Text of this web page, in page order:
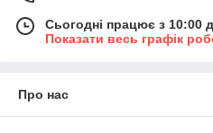
Сьогодні працює з 10:00
Показати весь графік
Про нас